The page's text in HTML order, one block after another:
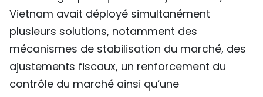
Vietnam avait déployé simultanément
plusieurs solutions, notamment des
mécanismes de stabilisation du marché, des
ajustements fiscaux, un renforcement du
contrôle du marché ainsi qu’une